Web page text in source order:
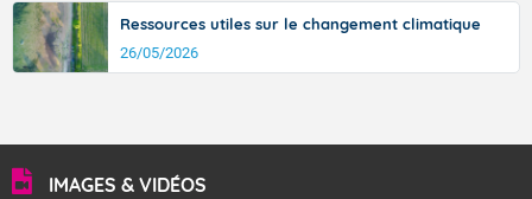
Ressources utiles sur le changement climatique
26/05/2026
IMAGES & VIDÉOS